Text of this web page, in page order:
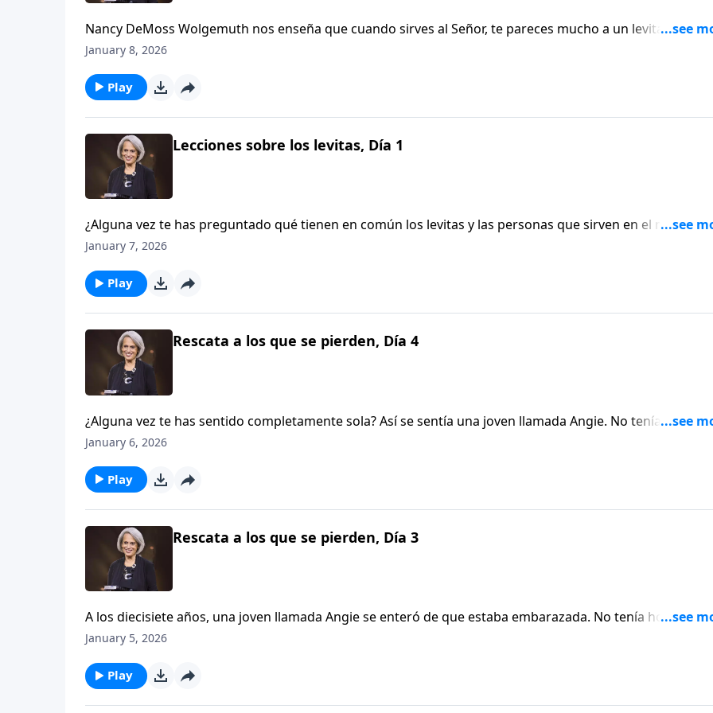
Nancy DeMoss Wolgemuth nos enseña que cuando sirves al Señor, te pareces mucho a un levita del
Antiguo Testamento. El Señor ha puesto en tus manos un tesoro para que lo administres, y tienes a un
levitas en Aviva Nuestros Corazones.
January 8, 2026
Play
Lecciones sobre los levitas, Día 1
¿Alguna vez te has preguntado qué tienen en común los levitas y las personas que sirven en el
¡Te sorprendería saber cuánto! A través del ejemplo de los levitas, aprendemos el verdadero costo de
con Nancy DeMoss Wolgemuth.
January 7, 2026
Play
Rescata a los que se pierden, Día 4
¿Alguna vez te has sentido completamente sola? Así se sentía una joven llamada Angie. No tenía trabajo,
dinero ni apoyo… y estaba esperando un bebé. Descubre cómo Dios proveyó para ella en este episodio
January 6, 2026
Play
Rescata a los que se pierden, Día 3
A los diecisiete años, una joven llamada Angie se enteró de que estaba embarazada. No tenía hogar, ni
trabajo, ni apoyo. El aborto parecía la solución más obvia, pero algo dentro de ella se resistía a esa idea.
January 5, 2026
Play